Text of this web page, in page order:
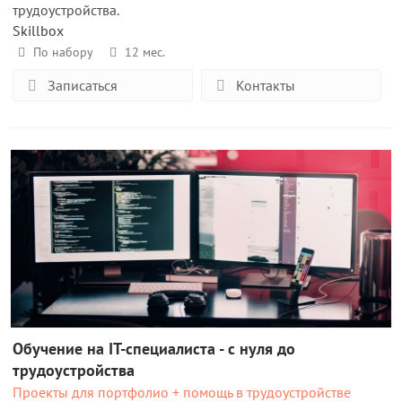
трудоустройства.
Skillbox
По набору 12 мес.
Записаться Контакты
Обучение на IT-специалиста - с нуля до
трудоустройства
Проекты для портфолио + помощь в трудоустройстве